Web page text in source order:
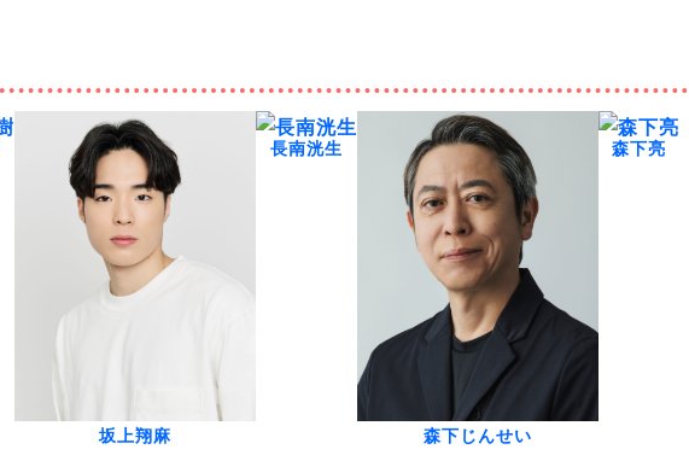
坂上翔麻
長南洸生
森下じんせい
森下亮